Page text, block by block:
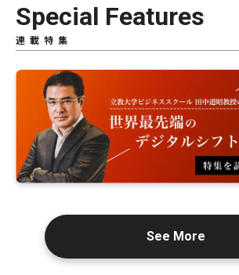
Special Features
連載特集
See More